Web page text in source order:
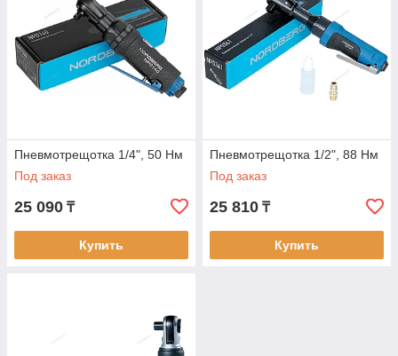
Пневмотрещотка 1/4", 50 Нм
Под заказ
25 090 ₸
Купить
Пневмотрещотка 1/2", 88 Нм
Под заказ
25 810 ₸
Купить